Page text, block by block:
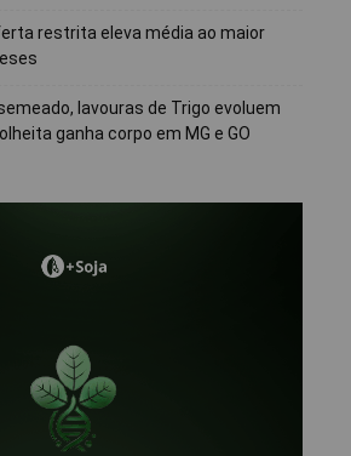
restrita eleva média ao maior
lavouras de Trigo evoluem
ganha corpo em MG e GO